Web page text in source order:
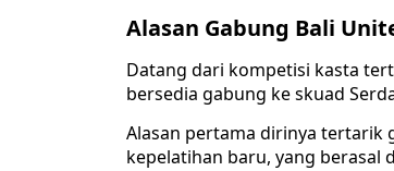
Alasan Gabung Bali
Datang dari kompetisi kasta
bersedia gabung ke skuad
Alasan pertama dirinya tertarik
kepelatihan baru, yang berasal